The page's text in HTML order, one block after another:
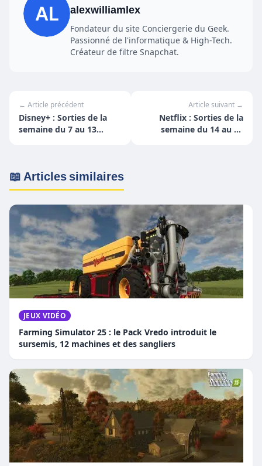
alexwilliamlex
Fondateur du site Conciergerie du Geek.
Passionné de l'informatique & High-Tech.
Créateur de filtre Snapchat.
← Article précédent
Disney+ : Sorties de la
semaine du 7 au 13
Article suivant →
Netflix : Sorties de la
semaine du 14 au 20
📖 Articles similaires
JEUX VIDÉO
Farming Simulator 25 : le Pack Vredo introduit le
sursemis, 12 machines et des sangliers